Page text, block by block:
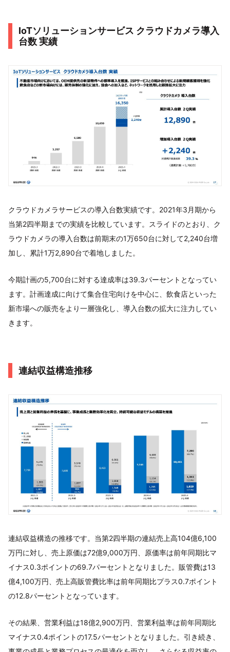
IoTソリューションサービス クラウドカメラ導入
台数 実績
クラウドカメラサービスの導入台数実績です。2021年3月期から
当第2四半期までの実績を比較しています。スライドのとおり、ク
ラウドカメラの導入台数は前期末の1万650台に対して2,240台増
加し、累計1万2,890台で着地しました。
今期計画の5,700台に対する達成率は39.3パーセントとなってい
ます。計画達成に向けて集合住宅向けを中心に、飲食店といった
新市場への販売をより一層強化し、導入台数の拡大に注力してい
きます。
連結収益構造推移
連結収益構造の推移です。当第2四半期の連結売上高104億6,100
万円に対し、売上原価は72億9,000万円、原価率は前年同期比マ
イナス0.3ポイントの69.7パーセントとなりました。販管費は13
億4,100万円、売上高販管費比率は前年同期比プラス0.7ポイント
の12.8パーセントとなっています。
その結果、営業利益は18億2,900万円、営業利益率は前年同期比
マイナス0.4ポイントの17.5パーセントとなりました。引き続き、